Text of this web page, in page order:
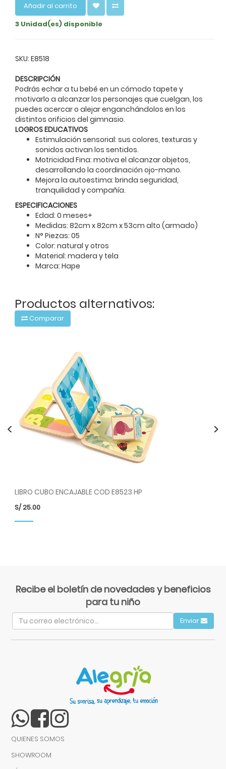
Añadir al carrito
3 Unidad(es) disponible
SKU: E8518
DESCRIPCIÓN
Podrás echar a tu bebé en un cómodo tapete y
motivarlo a alcanzar los personajes que cuelgan, los
puedes acercar o alejar enganchándolos en los
distintos orificios del gimnasio.
LOGROS EDUCATIVOS
Estimulación sensorial: sus colores, texturas y
sonidos activan los sentidos.
Motricidad Fina: motiva el alcanzar objetos,
desarrollando la coordinación ojo-mano.
Mejora la autoestima: brinda seguridad,
tranquilidad y compañía.
ESPECIFICACIONES
Edad: 0 meses+
Medidas: 82cm x 82cm x 53cm alto (armado)
N° Piezas: 05
Color: natural y otros
Material: madera y tela
Marca: Hape
Productos alternativos:
Comparar
LIBRO CUBO ENCAJABLE COD E8523 HP
S/25.00
< >
Recibe el boletín de novedades y beneficios
para tu niño
Enviar
QUIENES SOMOS
SHOWROOM